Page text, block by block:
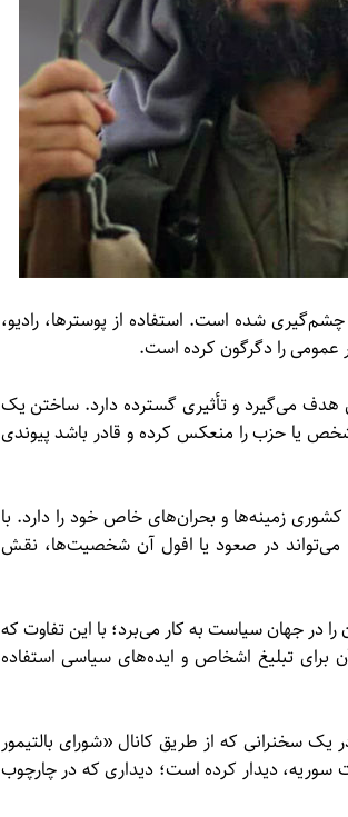
شده است. استفاده از پوسترها، رادیو،
عمومی را دگرگون کرده است.
هدف می‌گیرد و تأثیری گسترده دارد. ساختن یک
یا حزب را منعکس کرده و قادر باشد پیوندی
کشوری زمینه‌ها و بحران‌های خاص خود را دارد. با
در صعود یا افول آن شخصیت‌ها، نقش
را در جهان سیاست به کار می‌برد؛ با این تفاوت که
برای تبلیغ اشخاص و ایده‌های سیاسی استفاده
سخنرانی که از طریق کانال «شورای بالتیمور
دیدار کرده است؛ دیداری که در چارچوب